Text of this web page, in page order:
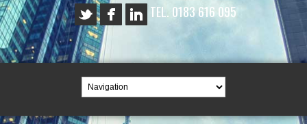
TEL. 0183 616 095